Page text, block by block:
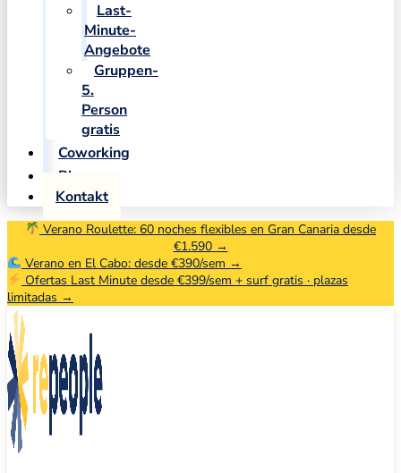
Last-
Minute-
Angebote
Gruppen-
5.
Person
gratis
Coworking
Blog
Kontakt
Verano Roulette: 60 noches flexibles en Gran Canaria desde
€1.590 →
Verano en El Cabo: desde €390/sem →
Ofertas Last Minute desde €399/sem + surf gratis · plazas
limitadas →